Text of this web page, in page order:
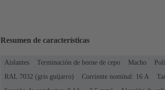
Resumen de características
Aislantes Terminación de borne de cepo Macho
RAL 7032 (gris guijarro)
Corriente nominal: ‌16 A